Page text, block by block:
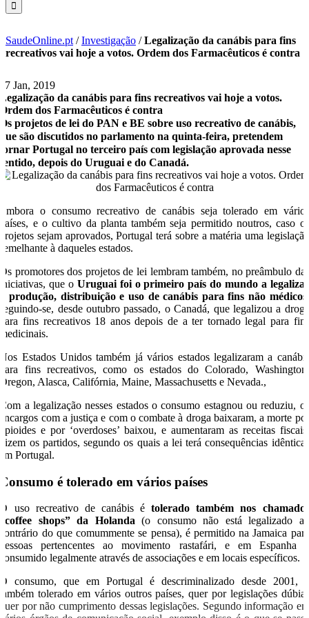
SaudeOnline.pt /Investigação /Legalização da canábis para fins
recreativos vai hoje a votos. Ordem dos Farmacêuticos é contra
17 Jan, 2019
Legalização da canábis para fins recreativos vai hoje a votos.
Ordem dos Farmacêuticos é contra
Os projetos de lei do PAN e BE sobre uso recreativo de canábis,
que são discutidos no parlamento na quinta-feira, pretendem
tornar Portugal no terceiro país com legislação aprovada nesse
sentido, depois do Uruguai e do Canadá.
Embora o consumo recreativo de canábis seja tolerado em vários
países, e o cultivo da planta também seja permitido noutros, caso os
projetos sejam aprovados, Portugal terá sobre a matéria uma legislação
semelhante à daqueles estados.
Os promotores dos projetos de lei lembram também, no preâmbulo das
iniciativas, que o Uruguai foi o primeiro país do mundo a legalizar
a produção, distribuição e uso de canábis para fins não médicos
seguindo-se, desde outubro passado, o Canadá, que legalizou a droga
para fins recreativos 18 anos depois de a ter tornado legal para fins
medicinais.
Nos Estados Unidos também já vários estados legalizaram a canábis
para fins recreativos, como os estados do Colorado, Washington,
Oregon, Alasca, Califórnia, Maine, Massachusetts e Nevada.,
Com a legalização nesses estados o consumo estagnou ou reduziu, os
encargos com a justiça e com o combate à droga baixaram, a morte por
opioides e por ‘overdoses’ baixou, e aumentaram as receitas fiscais,
dizem os partidos, segundo os quais a lei terá consequências idênticas
em Portugal.
Consumo é tolerado em vários países
O uso recreativo de canábis étolerado também nos chamados
“coffee shops” da Holanda(o consumo não está legalizado ao
contrário do que comummente se pensa), é permitido na Jamaica para
pessoas pertencentes ao movimento rastafári, e em Espanha é
consumido legalmente através de associações e em locais específicos.
O consumo, que em Portugal é descriminalizado desde 2001, é
também tolerado em vários outros países, quer por legislações dúbias
quer por não cumprimento dessas legislações. Segundo informação em